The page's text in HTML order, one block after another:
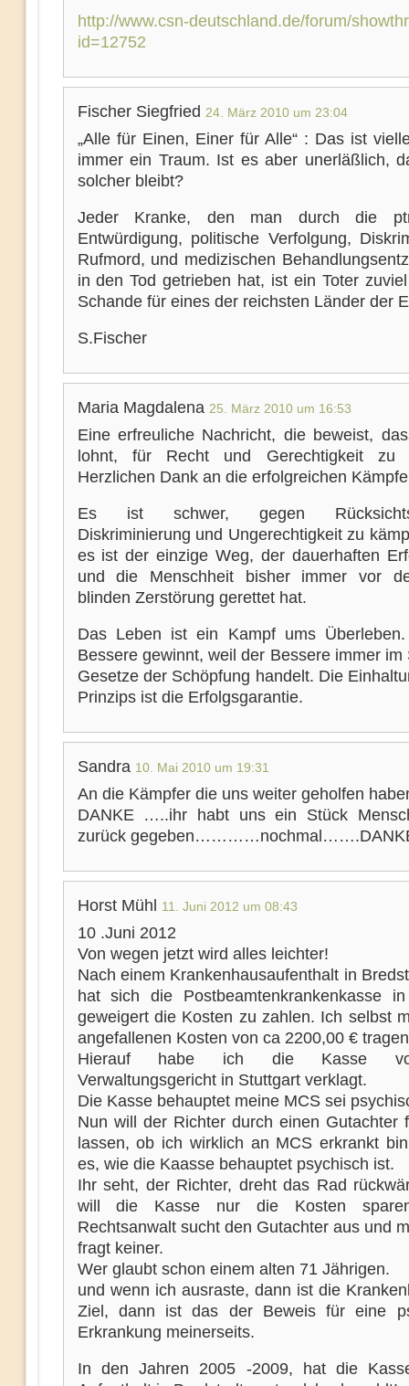
http://www.csn-deutschland.de/forum/
id=12752
Fischer Siegfried 24. März 2010 um 23:04
„Alle für Einen, Einer für Alle“ : Das ist
immer ein Traum. Ist es aber unerläßlich,
solcher bleibt?
Jeder Kranke, den man durch die
Entwürdigung, politische Verfolgung,
Rufmord, und medizischen
in den Tod getrieben hat, ist ein Toter
Schande für eines der reichsten Länder der
S.Fischer
Maria Magdalena 25. März 2010 um 16:53
Eine erfreuliche Nachricht, die beweist,
lohnt, für Recht und Gerechtigkeit zu
Herzlichen Dank an die erfolgreichen
Es ist schwer, gegen
Diskriminierung und Ungerechtigkeit zu
es ist der einzige Weg, der dauerhaften
und die Menschheit bisher immer vor
blinden Zerstörung gerettet hat.
Das Leben ist ein Kampf ums
Bessere gewinnt, weil der Bessere immer im
Gesetze der Schöpfung handelt. Die
Prinzips ist die Erfolgsgarantie.
Sandra 10. Mai 2010 um 19:31
An die Kämpfer die uns weiter geholfen
DANKE …..ihr habt uns ein Stück
zurück
Horst Mühl 11. Juni 2012 um 08:43
10 .Juni 2012
Von wegen jetzt wird alles leichter!
Nach einem Krankenhausaufenthalt in
hat sich die Postbeamtenkrankenkasse
geweigert die Kosten zu zahlen. Ich selbst
angefallenen Kosten von ca 2200,00 €
Hierauf habe ich die Kasse
Verwaltungsgericht in Stuttgart verklagt.
Die Kasse behauptet meine MCS sei
Nun will der Richter durch einen Gutachter
lassen, ob ich wirklich an MCS erkrankt
es, wie die Kaasse behauptet psychisch ist.
Ihr seht, der Richter, dreht das Rad
will die Kasse nur die Kosten
Rechtsanwalt sucht den Gutachter aus und
fragt keiner.
Wer glaubt schon einem alten 71 Jährigen.
und wenn ich ausraste, dann ist die
Ziel, dann ist das der Beweis für eine
Erkrankung meinerseits.
In den Jahren 2005 -2009, hat die